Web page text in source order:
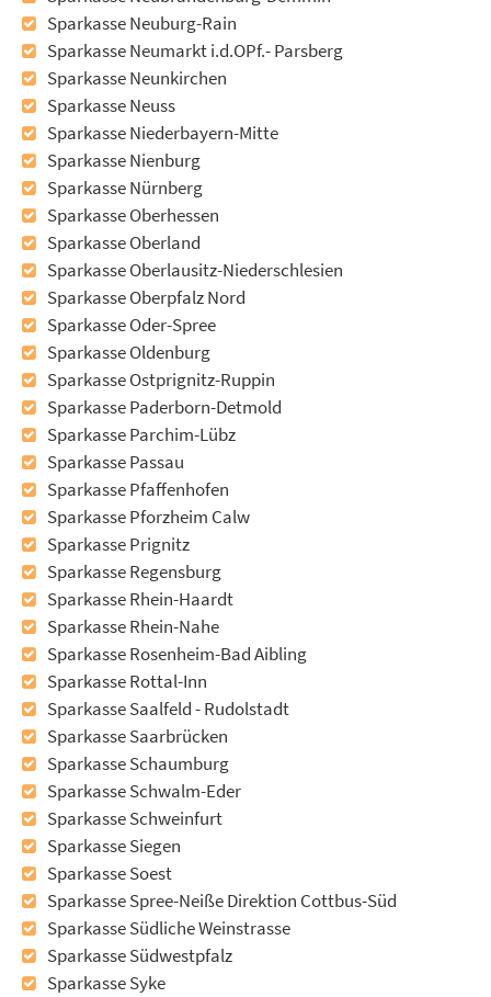
Sparkasse Neuburg-Rain
Sparkasse Neumarkt i.d.OPf.- Parsberg
Sparkasse Neunkirchen
Sparkasse Neuss
Sparkasse Niederbayern-Mitte
Sparkasse Nienburg
Sparkasse Nürnberg
Sparkasse Oberhessen
Sparkasse Oberland
Sparkasse Oberlausitz-Niederschlesien
Sparkasse Oberpfalz Nord
Sparkasse Oder-Spree
Sparkasse Oldenburg
Sparkasse Ostprignitz-Ruppin
Sparkasse Paderborn-Detmold
Sparkasse Parchim-Lübz
Sparkasse Passau
Sparkasse Pfaffenhofen
Sparkasse Pforzheim Calw
Sparkasse Prignitz
Sparkasse Regensburg
Sparkasse Rhein-Haardt
Sparkasse Rhein-Nahe
Sparkasse Rosenheim-Bad Aibling
Sparkasse Rottal-Inn
Sparkasse Saalfeld - Rudolstadt
Sparkasse Saarbrücken
Sparkasse Schaumburg
Sparkasse Schwalm-Eder
Sparkasse Schweinfurt
Sparkasse Siegen
Sparkasse Soest
Sparkasse Spree-Neiße Direktion Cottbus-Süd
Sparkasse Südliche Weinstrasse
Sparkasse Südwestpfalz
Sparkasse Syke